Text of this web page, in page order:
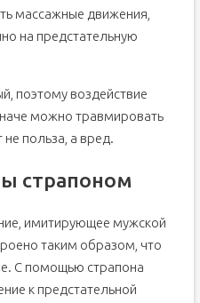
массажные движения,
на предстательную
поэтому воздействие
можно травмировать
польза, а вред.
страпоном
имитирующее мужской
таким образом, что
С помощью страпона
к предстательной